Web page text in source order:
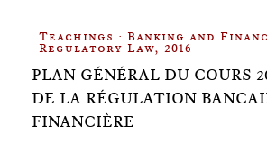
Teachings : Banking and
Regulatory Law, 2016
PLAN GÉNÉRAL DU COURS
DE LA RÉGULATION
FINANCIÈRE